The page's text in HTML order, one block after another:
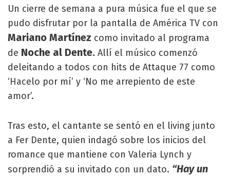
Un cierre de semana a pura música fue el que se
pudo disfrutar por la pantalla de América TV con
Mariano Martínez como invitado al programa
de Noche al Dente. Allí el músico comenzó
deleitando a todos con hits de Attaque 77 como
‘Hacelo por mí’ y ‘No me arrepiento de este
amor’.
Tras esto, el cantante se sentó en el living junto
a Fer Dente, quien indagó sobre los inicios del
romance que mantiene con Valeria Lynch y
sorprendió a su invitado con un dato. “Hay un